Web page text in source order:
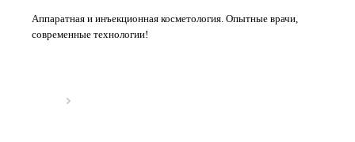
Аппаратная и инъекционная косметология. Опытные врачи,
современные технологии!